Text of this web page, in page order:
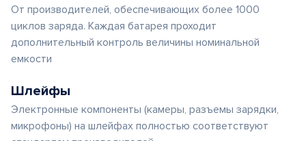
От производителей, обеспечивающих более 1000
циклов заряда. Каждая батарея проходит
дополнительный контроль величины номинальной
емкости
Шлейфы
Электронные компоненты (камеры, разъемы зарядки,
микрофоны) на шлейфах полностью соответствуют